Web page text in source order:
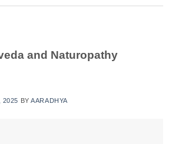
and Naturopathy
2025 BYAARADHYA